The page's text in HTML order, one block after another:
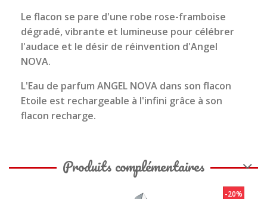
Le flacon se pare d'une robe rose-framboise
dégradé, vibrante et lumineuse pour célébrer
l'audace et le désir de réinvention d'Angel
NOVA.
L'Eau de parfum ANGEL NOVA dans son flacon
Etoile est rechargeable à l'infini grâce à son
flacon recharge.
Produits complémentaires